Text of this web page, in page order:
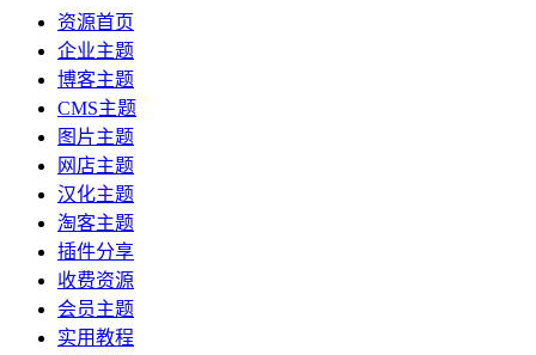
资源首页
企业主题
博客主题
CMS主题
图片主题
网店主题
汉化主题
淘客主题
插件分享
收费资源
会员主题
实用教程